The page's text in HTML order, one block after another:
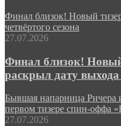
Финал близок! Новый
четвёртого сезона
27.07.2026
Финал близок!
раскрыл дату выхода
Бывшая напарница Ричера
первом тизере спин-оффа
27.07.2026